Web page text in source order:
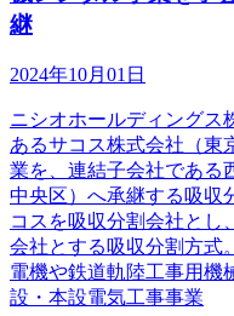
継
2024年10月01日
ニシオホールディングス
あるサコス株式会社（東
業を、連結子会社である
中央区）へ承継する吸収
コスを吸収分割会社とし
会社とする吸収分割方式
電機や鉄道軌陸工事用機
設・本設電気工事事業